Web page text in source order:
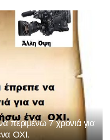
περιμένω 7 χρονιά για
ΟΧΙ.